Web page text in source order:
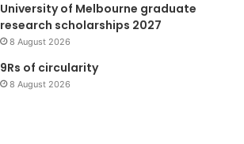
University of Melbourne graduate
research scholarships 2027
8 August 2026
9Rs of circularity
8 August 2026